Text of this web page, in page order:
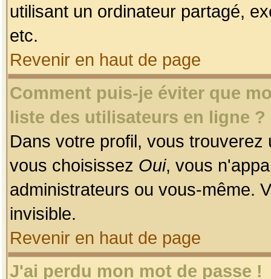
utilisant un ordinateur partagé,
etc.
Revenir en haut de page
Comment puis-je éviter que
liste des utilisateurs en ligne ?
Dans votre profil, vous
vous choisissez Oui, vous
administrateurs ou vous-même.
invisible.
Revenir en haut de page
J'ai perdu mon mot de passe !